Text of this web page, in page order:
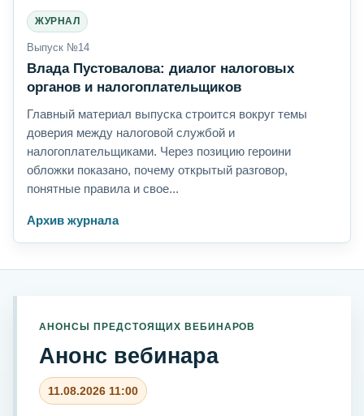
ЖУРНАЛ
Выпуск №14
Влада Пустовалова: диалог налоговых
органов и налогоплательщиков
Главный материал выпуска строится вокруг темы
доверия между налоговой службой и
налогоплательщиками. Через позицию героини
обложки показано, почему открытый разговор,
понятные правила и свое...
Архив журнала
АНОНСЫ ПРЕДСТОЯЩИХ ВЕБИНАРОВ
Анонс вебинара
11.08.2026 11:00